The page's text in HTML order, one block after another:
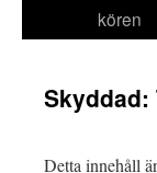
kören
Skyddad:
Detta innehåll